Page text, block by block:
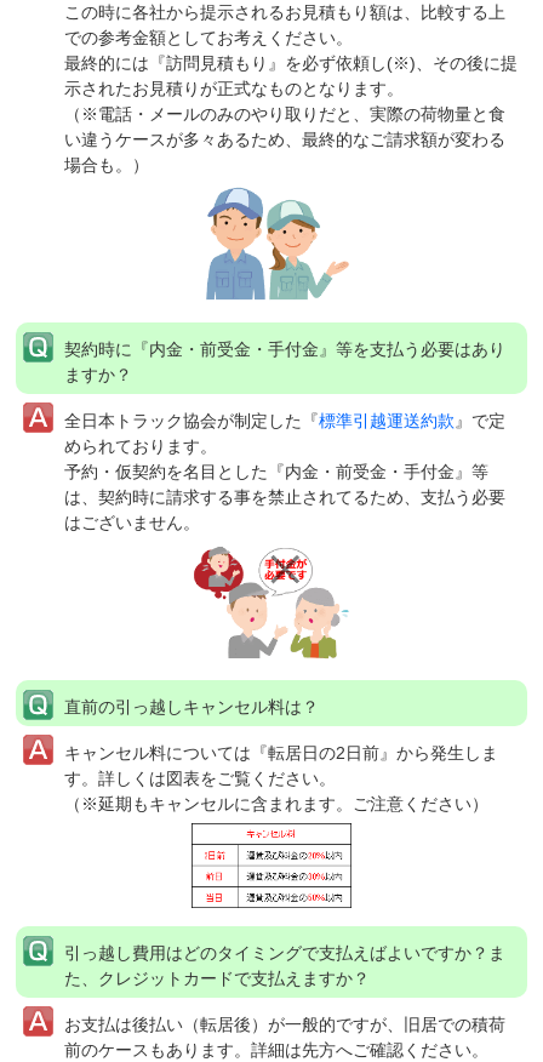
この時に各社から提示されるお見積もり額は、比較する上
での参考金額としてお考えください。
最終的には『訪問見積もり』を必ず依頼し(※)、その後に提
示されたお見積りが正式なものとなります。
（※電話・メールのみのやり取りだと、実際の荷物量と食
い違うケースが多々あるため、最終的なご請求額が変わる
場合も。）
契約時に『内金・前受金・手付金』等を支払う必要はあり
ますか？
全日本トラック協会が制定した『標準引越運送約款 』で定
められております。
予約・仮契約を名目とした『内金・前受金・手付金』等
は、契約時に請求する事を禁止されてるため、支払う必要
はございません。
直前の引っ越しキャンセル料は？
キャンセル料については『転居日の2日前』から発生しま
す。詳しくは図表をご覧ください。
（※延期もキャンセルに含まれます。ご注意ください）
引っ越し費用はどのタイミングで支払えばよいですか？ま
た、クレジットカードで支払えますか？
お支払は後払い（転居後）が一般的ですが、旧居での積荷
前のケースもあります。詳細は先方へご確認ください。